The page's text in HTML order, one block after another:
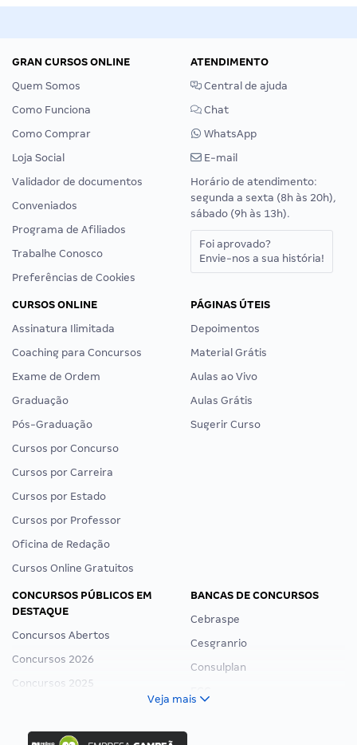
GRAN CURSOS ONLINE
Quem Somos
Como Funciona
Como Comprar
Loja Social
Validador de documentos
Conveniados
Programa de Afiliados
Trabalhe Conosco
Preferências de Cookies
ATENDIMENTO
Central de ajuda
Chat
WhatsApp
E-mail
Horário de atendimento:
segunda a sexta (8h às 20h),
sábado (9h às 13h).
Foi aprovado?
Envie-nos a sua história!
CURSOS ONLINE
Assinatura Ilimitada
Coaching para Concursos
Exame de Ordem
Graduação
Pós-Graduação
Cursos por Concurso
Cursos por Carreira
Cursos por Estado
Cursos por Professor
Oficina de Redação
Cursos Online Gratuitos
PÁGINAS ÚTEIS
Depoimentos
Material Grátis
Aulas ao Vivo
Aulas Grátis
Sugerir Curso
CONCURSOS PÚBLICOS EM
DESTAQUE
Concursos Abertos
Concursos 2026
Concursos 2025
Concurso Ibama
BANCAS DE CONCURSOS
Cebraspe
Cesgranrio
Consulplan
Veja mais